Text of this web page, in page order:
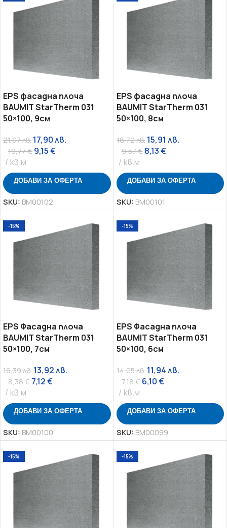
EPS фасадна плоча
BAUMIT StarTherm 031
50×100, 9см
21,07лв. 17,90лв.
10,77€ 9,15€
кв.м
ДОБАВИ ЗА ОФЕРТА
SKU: BM00102
EPS фасадна плоча
BAUMIT StarTherm 031
50×100, 8см
18,72лв. 15,91 лв.
9,57€ 8,13€
кв.м
ДОБАВИ ЗА ОФЕРТА
SKU: BM00101
-15%
EPS Фасадна плоча
BAUMIT StarTherm 031
50×100, 7см
16,39лв. 13,92лв.
8,38€ 7,12€
кв.м
ДОБАВИ ЗА ОФЕРТА
SKU: BM00100
-15%
EPS Фасадна плоча
BAUMIT StarTherm 031
50×100, 6см
14,05лв. 11,94лв.
7,18€ 6,10€
кв.м
ДОБАВИ ЗА ОФЕРТА
SKU: BM00099
-15% -15%